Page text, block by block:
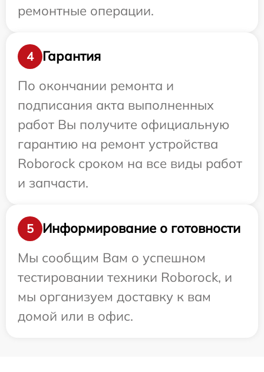
ремонтные операции.
4
Гарантия
По окончании ремонта и
подписания акта выполненных
работ Вы получите официальную
гарантию на ремонт устройства
Roborock сроком на все виды работ
и запчасти.
5
Информирование о готовности
Мы сообщим Вам о успешном
тестировании техники Roborock, и
мы организуем доставку к вам
домой или в офис.